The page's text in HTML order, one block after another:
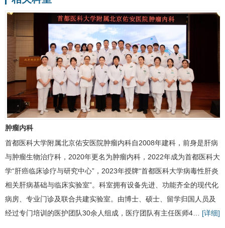
肿瘤内科
首都医科大学附属北京佑安医院肿瘤内科自2008年建科，前身是肝病
与肿瘤生物治疗科，2020年更名为肿瘤内科，2022年成为首都医科大
学“肝癌临床诊疗与研究中心”，2023年授牌“首都医科大学病毒性肝炎
相关肝病基础与临床实验室”。科室拥有设备先进、功能齐全的现代化
病房、专业门诊及联合共建实验室。由博士、硕士、留学归国人员及
经过专门培训的医护团队30余人组成，医疗团队有主任医师4… [详细]